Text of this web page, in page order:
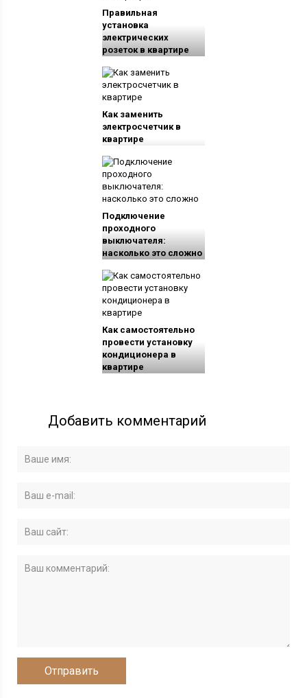
Правильная
установка
электрических
розеток в квартире
Как заменить
электросчетчик в
квартире
Подключение
проходного
выключателя:
насколько это сложно
Как самостоятельно
провести установку
кондиционера в
квартире
Добавить комментарий